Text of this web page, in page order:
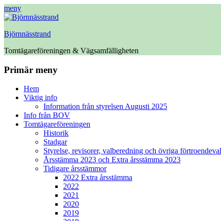
meny
Björnnässtrand
Tomtägareföreningen & Vägsamfälligheten
Facebook
Primär meny
HoppaHem
Viktig info
Information från styrelsen Augusti 2025
Info från BOV
Tomtägareföreningen
Historik
Stadgar
Styrelse, revisorer, valberedning och övriga
Årsstämma 2023 och Extra årsstämma 2023
Tidigare årsstämmor
2022 Extra årsstämma
2022
2021
2020
2019